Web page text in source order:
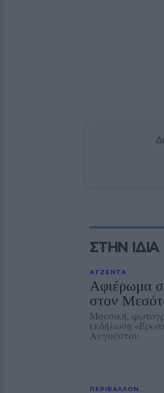
ΣΤΗΝ ΙΔΙΑ
ΑΤΖΕΝΤΑ
Αφιέρωμα
στον
Μουσική,
εκδήλωση
Αυγούστου
ΠΕΡΙΒΑΛΛΟΝ